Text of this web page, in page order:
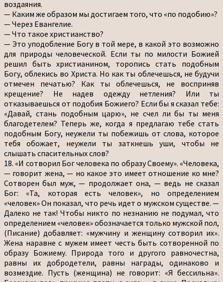
воздаяния.
— Каким же образом мы достигаем того, что «по подобию»?
— Через Евангелие.
— Что такое христианство?
— Это уподобление Богу в той мере, в какой это возможно
для природы человеческой. Если ты по милости Божией
решил быть христианином, торопись стать подобным
Богу, облекись во Христа. Но как ты облечешься, не будучи
отмечен печатью? Как ты облечешься, не восприняв
крещение? Не надев одежду нетления? Или ты
отказываешься от подобия Божиего? Если бы я сказал тебе:
«Давай, стань подобным царю», не счел ли бы ты меня
благодетелем? Теперь же, когда я предлагаю тебе стать
подобным Богу, неужели ты побежишь от слова, которое
тебя обожает, неужели ты заткнешь уши, чтобы не
слышать спасительных слов?
18. «И сотворил Бог человека по образу Своему». «Человека,
— говорит жена, — но какое это имеет отношение ко мне?
Сотворен был муж, — продолжает она, — ведь не сказал
Бог: «Та, которая есть человек», но определением
«человек» Он показал, что речь идет о мужском существе. —
Далеко не так! Чтобы никто по незнанию не подумал, что
определением «человек» обозначается только мужской пол,
(Писание) добавляет: «мужчину и женщину сотворил их».
Жена наравне с мужем имеет честь быть сотворенной по
образу Божиему. Природа того и другого равночестна,
равны их добродетели, равны награды, одинаково и
возмездие. Пусть (женщина) не говорит: «Я бессильна».